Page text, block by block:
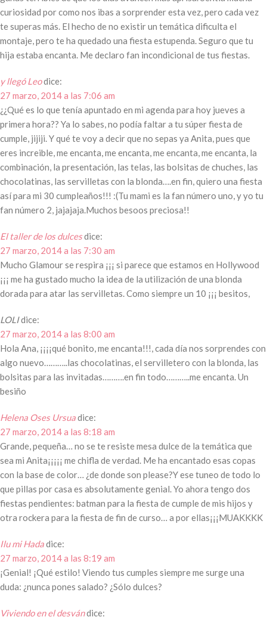
curiosidad por como nos ibas a sorprender esta vez, pero cada vez
te superas más. El hecho de no existir un temática dificulta el
montaje, pero te ha quedado una fiesta estupenda. Seguro que tu
hija estaba encanta. Me declaro fan incondicional de tus fiestas.
y llegó Leodice:
27 marzo, 2014 a las 7:06 am
¿¿Qué es lo que tenía apuntado en mi agenda para hoy jueves a
primera hora?? Ya lo sabes, no podía faltar a tu súper fiesta de
cumple, jijiji. Y qué te voy a decir que no sepas ya Anita, pues que
eres increible, me encanta, me encanta, me encanta, me encanta, la
combinación, la presentación, las telas, las bolsitas de chuches, las
chocolatinas, las servilletas con la blonda….en fin, quiero una fiesta
así para mi 30 cumpleaños!!! :(Tu mami es la fan número uno, y yo tu
fan número 2, jajajaja.Muchos besoos preciosa!!
El taller de los dulcesdice:
27 marzo, 2014 a las 7:30 am
Mucho Glamour se respira ¡¡¡ si parece que estamos en Hollywood
¡¡¡ me ha gustado mucho la idea de la utilización de una blonda
dorada para atar las servilletas. Como siempre un 10 ¡¡¡ besitos,
LOLIdice:
27 marzo, 2014 a las 8:00 am
Hola Ana, ¡¡¡¡qué bonito, me encanta!!!, cada día nos sorprendes con
algo nuevo………..las chocolatinas, el servilletero con la blonda, las
bolsitas para las invitadas……….en fin todo………..me encanta. Un
besiño
Helena Oses Ursuadice:
27 marzo, 2014 a las 8:18 am
Grande, pequeña… no se te resiste mesa dulce de la temática que
sea mi Anita¡¡¡¡¡ me chifla de verdad. Me ha encantado esas copas
con la base de color… ¿de donde son please?Y ese tuneo de todo lo
que pillas por casa es absolutamente genial. Yo ahora tengo dos
fiestas pendientes: batman para la fiesta de cumple de mis hijos y
otra rockera para la fiesta de fin de curso… a por ellas¡¡¡MUAKKKK
Ilu mi Hadadice:
27 marzo, 2014 a las 8:19 am
¡Genial! ¡Qué estilo! Viendo tus cumples siempre me surge una
duda: ¿nunca pones salado? ¿Sólo dulces?
Viviendo en el desvándice: